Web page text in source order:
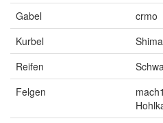
Gabel
crmo
Kurbel
Reifen
Felgen